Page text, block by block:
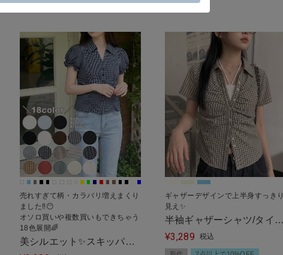
売れすぎて柄・カラバリ増えまくり
ました‼️😶
オソロ買いや複数買いもできちゃう
18色展開🌈
美シルエット✨スキッパー
ギャザーデザインで上半身すっきり
見え✨
半袖ギャザーシャツ/タイ
ト/チェック柄
¥3,289 税込